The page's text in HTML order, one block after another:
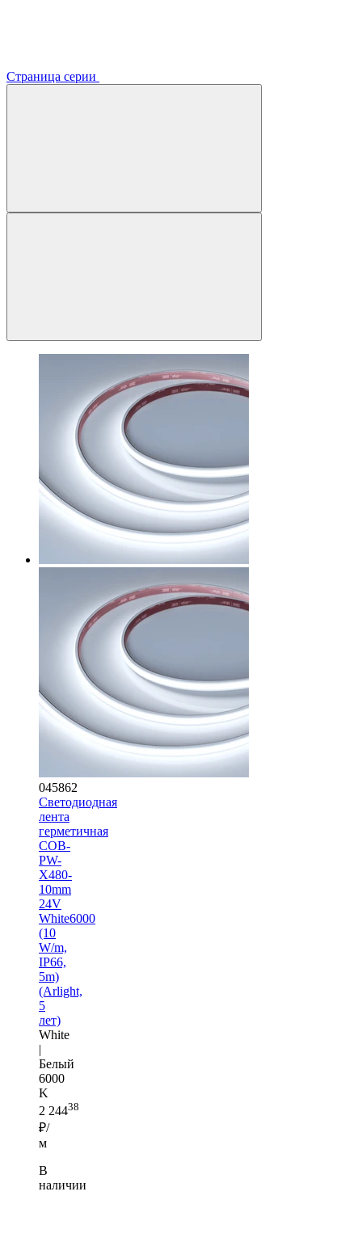
Страница серии
045862
Светодиодная
лента
герметичная
COB-
PW-
X480-
10mm
24V
White6000
(10
W/m,
IP66,
5m)
(Arlight,
5
лет)
White
|
Белый
6000
K
2 24438
₽/
м
В
наличии